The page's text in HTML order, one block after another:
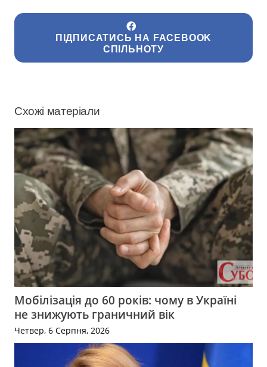
ПІДПИСАТИСЬ НА FACEBOOK
СПІЛЬНОТУ
Схожі матеріали
Мобілізація до 60 років: чому в Україні
не знижують граничний вік
Четвер, 6 Серпня, 2026